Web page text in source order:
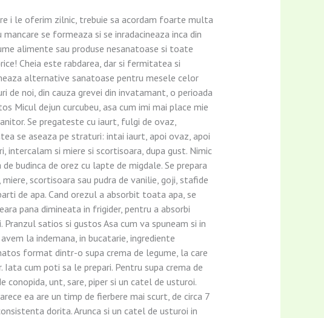
i le oferim zilnic, trebuie sa acordam foarte multa
se formeaza si se inradacineaza inca din
alimente sau produse nesanatoase si toate
Cheia este rabdarea, dar si fermitatea si
alternative sanatoase pentru mesele celor
de noi, din cauza grevei din invatamant, o perioada
Micul dejun curcubeu, asa cum imi mai place mie
Se pregateste cu iaurt, fulgi de ovaz,
se aseaza pe straturi: intai iaurt, apoi ovaz, apoi
si miere si scortisoara, dupa gust. Nimic
budinca de orez cu lapte de migdale. Se prepara
scortisoara sau pudra de vanilie, goji, stafide
de apa. Cand orezul a absorbit toata apa, se
pana dimineata in frigider, pentru a absorbi
satios si gustos Asa cum va spuneam si in
la indemana, in bucatarie, ingrediente
format dintr-o supa crema de legume, la care
cum poti sa le prepari. Pentru supa crema de
conopida, unt, sare, piper si un catel de usturoi.
ea are un timp de fierbere mai scurt, de circa 7
dorita. Arunca si un catel de usturoi in